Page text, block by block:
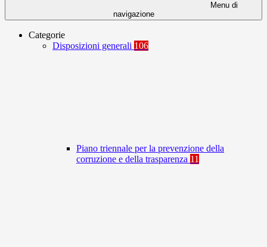
Menu di
navigazione
Categorie
Disposizioni generali 106
Piano triennale per la prevenzione della
corruzione e della trasparenza 11